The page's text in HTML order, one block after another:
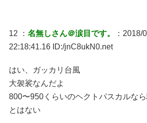
12 ： 名無しさん＠涙目です。
：2018/
22:18:41.16 ID:/jnC8ukN0.net
はい、ガッカリ台風
大袈裟なんだよ
800〜950くらいのヘクトパスカルな
とはない